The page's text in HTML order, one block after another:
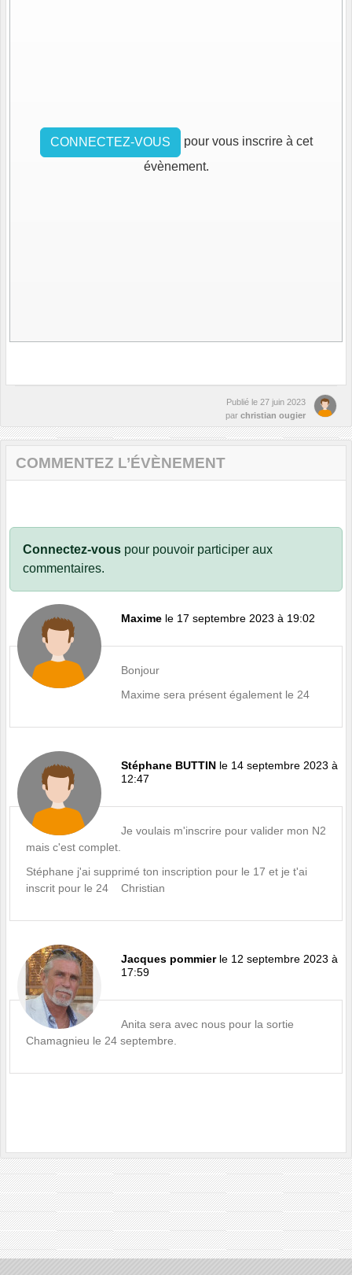
CONNECTEZ-VOUS
pour vous inscrire à cet
évènement.
Publié le 27 juin 2023
par christian ougier
COMMENTEZ L’ÉVÈNEMENT
Connectez-vous pour pouvoir participer aux
commentaires.
Maxime le 17 septembre 2023 à 19:02
Bonjour
Maxime sera présent également le 24
Stéphane BUTTIN le 14 septembre 2023 à
12:47
Je voulais m'inscrire pour valider mon N2
mais c'est complet.
Stéphane j'ai supprimé ton inscription pour le 17 et je t'ai
inscrit pour le 24 Christian
Jacques pommier le 12 septembre 2023 à
17:59
Anita sera avec nous pour la sortie
Chamagnieu le 24 septembre.